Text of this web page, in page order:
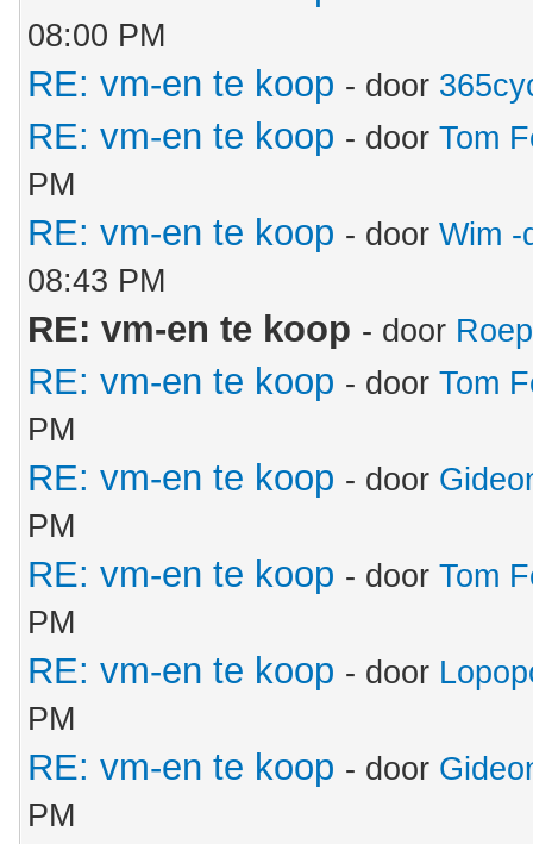
08:00 PM
RE: vm-en te koop - door
RE: vm-en te koop - door Tom
PM
RE: vm-en te koop - door Wim -
08:43 PM
RE: vm-en te koop - door
RE: vm-en te koop - door Tom
PM
RE: vm-en te koop - door
PM
RE: vm-en te koop - door Tom
PM
RE: vm-en te koop - door
PM
RE: vm-en te koop - door
PM